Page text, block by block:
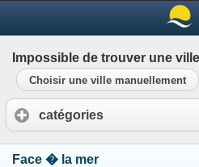
Impossible de trouver une
Choisir une ville manuellement
catégories
Face � la mer